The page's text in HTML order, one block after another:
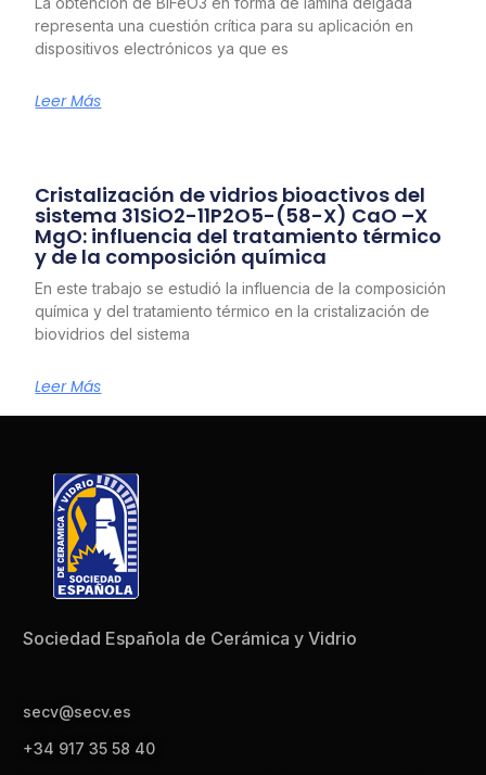
representa una cuestión crítica para su aplicación en
dispositivos electrónicos ya que es
Leer Más
Cristalización de vidrios bioactivos del
sistema 31SiO2-11P2O5-(58-X) CaO –X
MgO: influencia del tratamiento térmico
y de la composición química
En este trabajo se estudió la influencia de la composición
química y del tratamiento térmico en la cristalización de
biovidrios del sistema
Leer Más
Sociedad Española de Cerámica y Vidrio
secv@secv.es
+34 917 35 58 40